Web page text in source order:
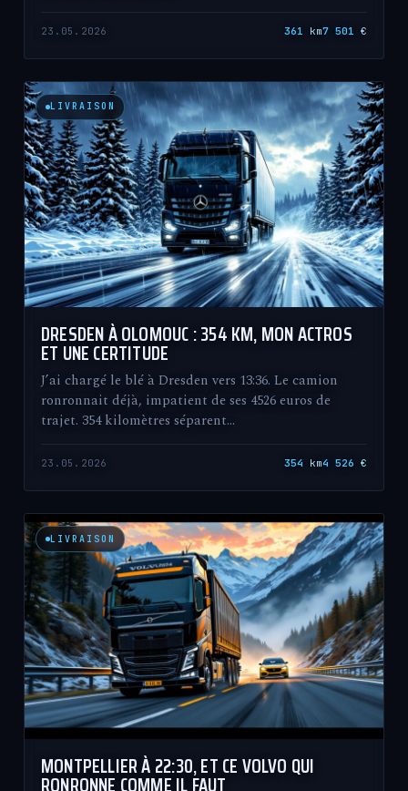
23.05.2026 361 km7 501 €
LIVRAISON
DRESDEN À OLOMOUC : 354 KM, MON ACTROS
ET UNE CERTITUDE
J’ai chargé le blé à Dresden vers 13:36. Le camion
ronronnait déjà, impatient de ses 4526 euros de
trajet. 354 kilomètres séparent…
23.05.2026 354 km4 526 €
LIVRAISON
MONTPELLIER À 22:30, ET CE VOLVO QUI